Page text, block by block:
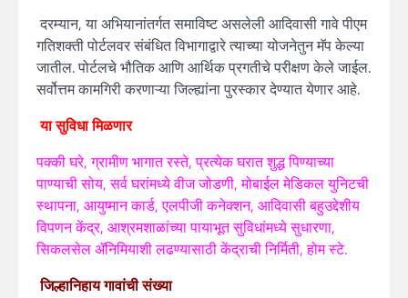
दरम्यान,या अभियानांतर्गत समाविष्ट असलेली आदिवासी गावे पीएम
गतिशक्ती पोर्टलवर संबंधित विभागाद्वारे त्याच्या योजनेतुन मॅप केल्या
जातील. पोर्टलचे भौतिक आणि आर्थिक प्रगतीचे परीक्षण केले जाईल.
सर्वोत्तम कामगिरी करणाऱ्या जिल्ह्यांना पुरस्कार देण्यात येणार आहे.
या सुविधा मिळणार
पक्की घरे,ग्रामीण भागात रस्ते,प्रत्येक घरात शुद्ध पिण्याच्या
पाण्याची सोय,सर्व घरांमध्ये वीज जोडणी,मोबाईल मेडिकल युनिटची
स्थापना, आयुष्मान कार्ड,एलपीजी कनेक्शन, आदिवासी बहुउद्देशीय
विपणन केंद्र, आश्रमशाळांच्या पायाभूत सुविधांमध्ये सुधारणा,
सिकलसेल ॲनिमियाशी लढण्यासाठी केंद्राची निर्मिती,होम स्टे.
जिल्हानिहाय गावांची संख्या